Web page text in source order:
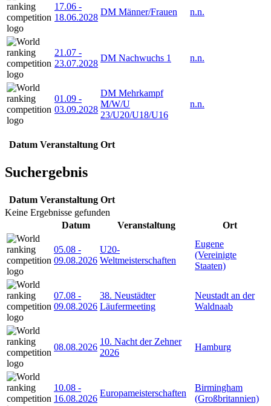
17.06 -
18.06.2028
DM Männer/Frauen n.n.
21.07 -
23.07.2028
DM Nachwuchs 1 n.n.
01.09 -
03.09.2028
DM Mehrkampf
M/W/U
23/U20/U18/U16
n.n.
Datum Veranstaltung Ort
Suchergebnis
Datum Veranstaltung Ort
Keine Ergebnisse gefunden
Datum
Veranstaltung Ort
05.08 -
09.08.2026
U20-
Weltmeisterschaften
Eugene
(Vereinigte
Staaten)
07.08 -
09.08.2026
38. Neustädter
Läufermeeting
Neustadt an der
Waldnaab
08.08.2026
10. Nacht der Zehner
2026
Hamburg
10.08 -
16.08.2026
Europameisterschaften
Birmingham
(Großbritannien)